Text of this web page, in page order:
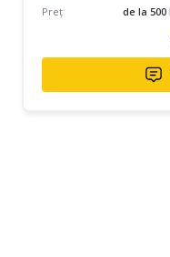
Preț
de la 500